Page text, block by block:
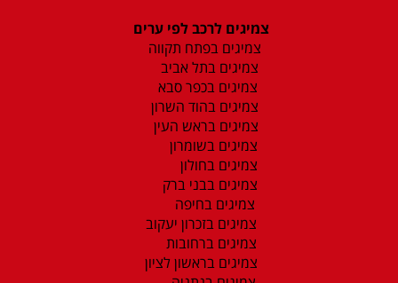
צמיגים לרכב לפי ערים
צמיגים בפתח תקווה
צמיגים בתל אביב
צמיגים בכפר סבא
צמיגים בהוד השרון
צמיגים בראש העין
צמיגים בשומרון
צמיגים בחולון
צמיגים בבני ברק
צמיגים בחיפה
צמיגים בזכרון יעקוב
צמיגים ברחובות
צמיגים בראשון לציון